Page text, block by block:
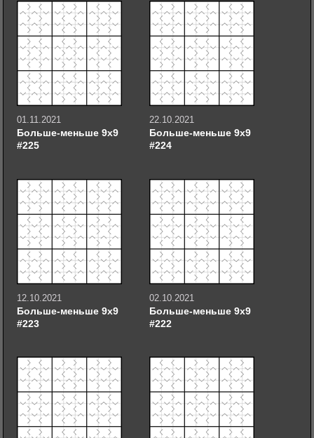
01.11.2021
Больше-меньше 9х9
#225
22.10.2021
Больше-меньше 9х9
#224
12.10.2021
Больше-меньше 9х9
#223
02.10.2021
Больше-меньше 9х9
#222